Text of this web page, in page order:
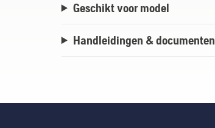
Geschikt voor model
Handleidingen & documenten